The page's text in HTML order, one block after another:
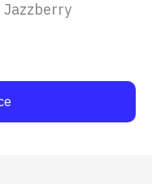
Jazzberry